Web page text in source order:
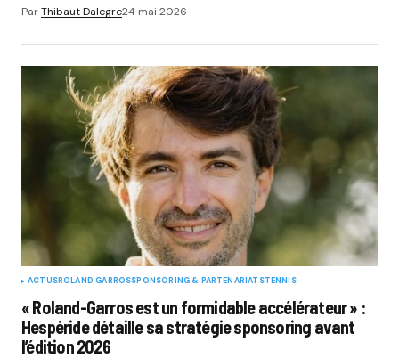
ParThibaut Dalegre24 mai 2026
ACTUSROLAND GARROSSPONSORING & PARTENARIATSTENNIS
« Roland-Garros est un formidable accélérateur » :
Hespéride détaille sa stratégie sponsoring avant
l’édition 2026